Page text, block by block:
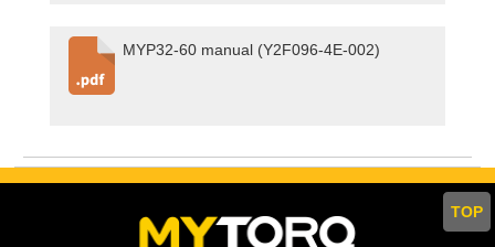
TOP
MYP32-60 manual (Y2F096-4E-002)